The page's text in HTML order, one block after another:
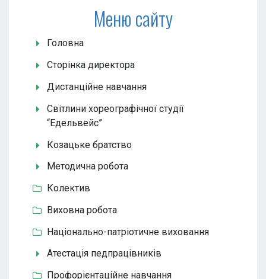
Меню сайту
Головна
Сторінка директора
Дистанційне навчання
Світлини хореографічної студії
“Едельвейс”
Козацьке братство
Методична робота
Колектив
Виховна робота
Національно-патріотичне виховання
Атестація педпрацівників
Профорієнтаційне навчання